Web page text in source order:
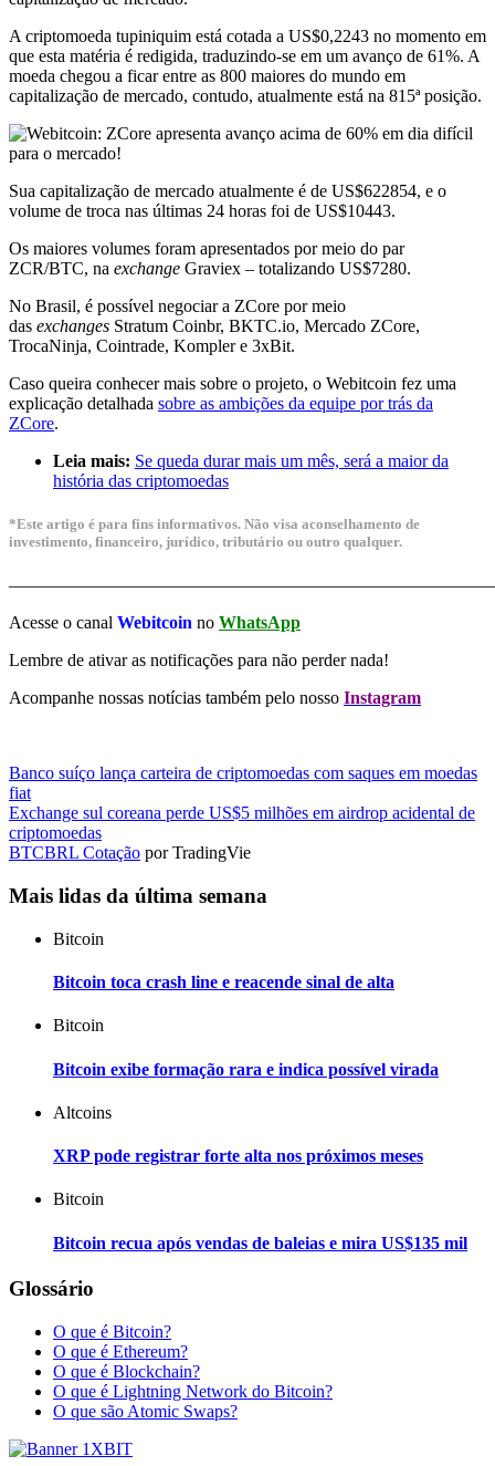
A criptomoeda tupiniquim está cotada a US$0,2243 no momento em
que esta matéria é redigida, traduzindo-se em um avanço de 61%. A
moeda chegou a ficar entre as 800 maiores do mundo em
capitalização de mercado, contudo, atualmente está na 815ª posição.
Sua capitalização de mercado atualmente é de US$622854, e o
volume de troca nas últimas 24 horas foi de US$10443.
Os maiores volumes foram apresentados por meio do par
ZCR/BTC, na exchange Graviex – totalizando US$7280.
No Brasil, é possível negociar a ZCore por meio
das exchanges Stratum Coinbr, BKTC.io, Mercado ZCore,
TrocaNinja, Cointrade, Kompler e 3xBit.
Caso queira conhecer mais sobre o projeto, o Webitcoin fez uma
explicação detalhada sobre as ambições da equipe por trás da
ZCore.
Leia mais: Se queda durar mais um mês, será a maior da
história das criptomoedas
*Este artigo é para fins informativos. Não visa aconselhamento de
investimento, financeiro, jurídico, tributário ou outro qualquer.
Acesse o canal Webitcoin no WhatsApp
Lembre de ativar as notificações para não perder nada!
Acompanhe nossas notícias também pelo nosso Instagram
Navegação
de
Post
Previous
Post
Banco suíço lança carteira de criptomoedas com saques em moedas
fiat
Next
Post
Exchange sul coreana perde US$5 milhões em airdrop acidental de
criptomoedas
BTCBRL Cotação por TradingVie
Mais lidas da última semana
Bitcoin
Bitcoin toca crash line e reacende sinal de alta
Bitcoin
Bitcoin exibe formação rara e indica possível virada
Altcoins
XRP pode registrar forte alta nos próximos meses
Bitcoin
Bitcoin recua após vendas de baleias e mira US$135 mil
Glossário
O que é Bitcoin?
O que é Ethereum?
O que é Blockchain?
O que é Lightning Network do Bitcoin?
O que são Atomic Swaps?